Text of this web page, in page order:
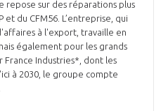
ET SPATIALE
repose sur des réparations plus
et du CFM56. L’entreprise, qui
à l'export, travaille en
également pour les grands
France Industries*, dont les
à 2030, le groupe compte
d'adhérer au GIFAS.
données sectorielles,